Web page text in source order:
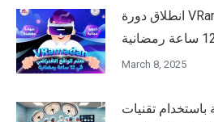
انطلاق دورة VRamadan لتعليم الواقع
March 8, 2025
باستخدام تقنيات